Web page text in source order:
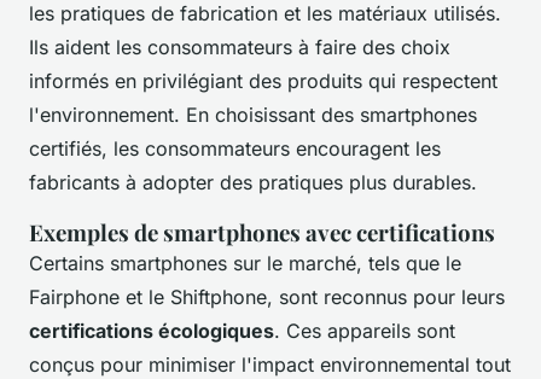
les pratiques de fabrication et les matériaux utilisés.
Ils aident les consommateurs à faire des choix
informés en privilégiant des produits qui respectent
l'environnement. En choisissant des smartphones
certifiés, les consommateurs encouragent les
fabricants à adopter des pratiques plus durables.
Exemples de smartphones avec certifications
Certains smartphones sur le marché, tels que le
Fairphone et le Shiftphone, sont reconnus pour leurs
certifications écologiques. Ces appareils sont
conçus pour minimiser l'impact environnemental tout